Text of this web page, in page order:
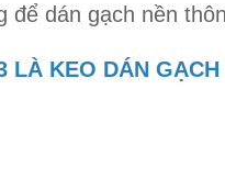
để dán gạch nền
LÀ KEO DÁN GẠCH